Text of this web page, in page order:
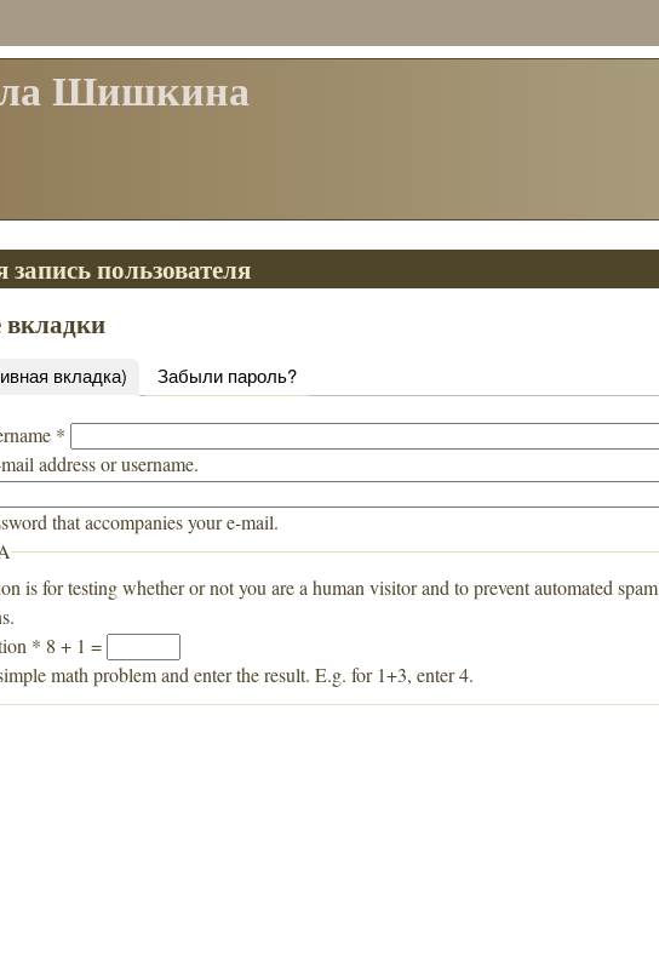
Шишкина
запись пользователя
вкладка) Забыли пароль?
*
address or username.
that accompanies your e-mail.
is for testing whether or not you are a human visitor and to prevent automated spam
* 8 + 1 =
math problem and enter the result. E.g. for 1+3, enter 4.